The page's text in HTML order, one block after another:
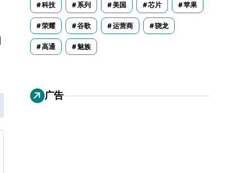
科技 系列 美国 芯片 苹果
荣耀 谷歌 运营商 骁龙
高通 魅族
广告